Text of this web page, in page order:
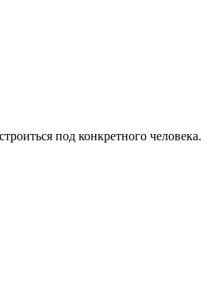
под конкретного человека.